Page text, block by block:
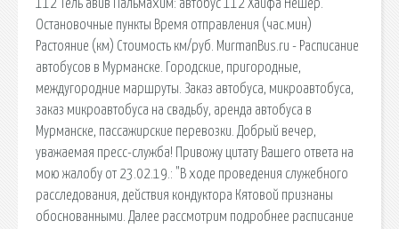
112 Тель авив Пальмахим: автобус 112 Хайфа Нешер.
Остановочные пункты Время отправления (час.мин)
Растояние (км) Стоимость км/руб. MurmanBus.ru - Расписание
автобусов в Мурманске. Городские, пригородные,
междугородние маршруты. Заказ автобуса, микроавтобуса,
заказ микроавтобуса на свадьбу, аренда автобуса в
Мурманске, пассажирские перевозки. Добрый вечер,
уважаемая пресс-служба! Привожу цитату Вашего ответа на
мою жалобу от 23.02.19.: "В ходе проведения служебного
расследования, действия кондуктора Кятовой признаны
обоснованными. Далее рассмотрим подробнее расписание